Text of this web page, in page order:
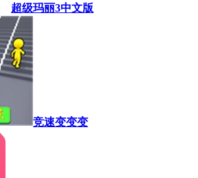
超级玛丽3中文版
竞速变变变